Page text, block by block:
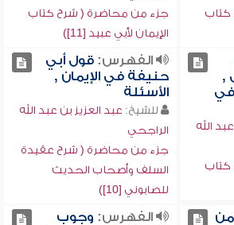
جزء من محاضرة ( شرح كتاب
الإيمان لأبي عبيد [11])
,
في
الله
الفهرس:قول أبي
حنيفة في الإيمان ,
الأسئلة
للشيخ: عبد العزيز بن عبد الله
الراجحي
جزء من محاضرة ( شرح عقيدة
السلف وأصحاب الحديث
للصابوني [10])
الفهرس: وجوب